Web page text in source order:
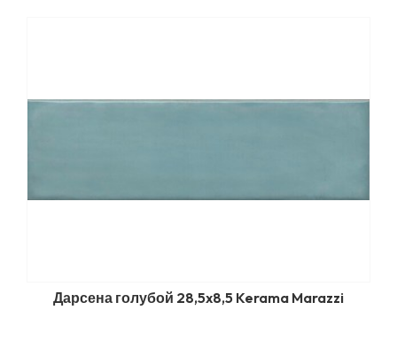
Дарсена голубой 28,5x8,5 Kerama Marazzi